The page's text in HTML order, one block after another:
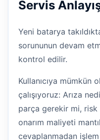
Servis
Yeni batarya
sorununun devam
kontrol edilir.
Kullanıcıya
çalışıyoruz: Arıza
parça gerekir mi, risk
onarım maliyeti
cevaplanmadan